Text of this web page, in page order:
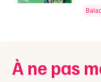
Sports
Montpellier
Paris
À ne pas